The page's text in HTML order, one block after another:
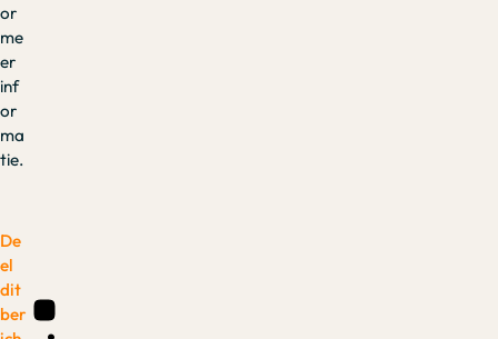
or
me
er
inf
or
ma
tie.
De
el
dit
ber